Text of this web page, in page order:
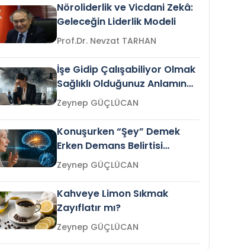
Nöroliderlik ve Vicdani Zekâ:
Geleceğin Liderlik Modeli
Prof.Dr. Nevzat TARHAN
İşe Gidip Çalışabiliyor Olmak
Sağlıklı Olduğunuz Anlamına
Gelir mi?Zeynep GÜÇLÜCAN
Konuşurken “Şey” Demek
Erken Demans Belirtisi
Olabilir mi?Zeynep GÜÇLÜCAN
Kahveye Limon Sıkmak
Zayıflatır mı?
Zeynep GÜÇLÜCAN